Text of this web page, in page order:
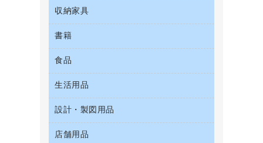
パソコンアクセサリー
パソコンバッグ／収納用品
パソコン周辺機器
マウスパッド
各種ケーブル
コンピュータ用ファイル
ファイルボックス
フォルダー
フラットファイル
リングファイル
レギュラーコーヒー
医薬部外品
紅茶・バラエティ飲料
メディア収納用品
工事関連用品
ＯＨＰ用品
シュレッダ
タイムカード
タイムレコーダー
ラミネータ
レーザーポインター
大型シュレッダー（共配）
収納家具
その他収納
ロッカー・下駄箱
金庫
保管庫・書庫
書籍
パソコンソフト
食品
菓子
食品
生活用品
キッチン用品
ゴミ袋
設計・製図用品
設計・製図用品
店舗用品